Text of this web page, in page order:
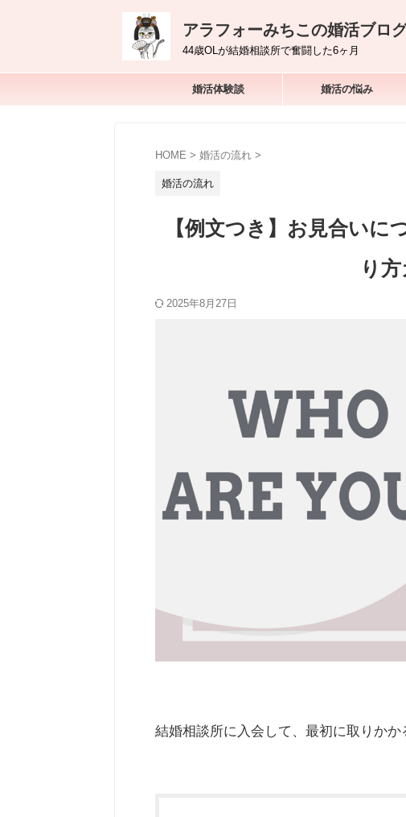
アラフォーみちこの婚活ブロ
44歳OLが結婚相談所で奮闘した6ヶ月
婚活体験談 婚活の悩み
HOME > 婚活の流れ >
婚活の流れ
【例文つき】お見合い
り
2025年8月27日
結婚相談所に入会して、最初に取りかか